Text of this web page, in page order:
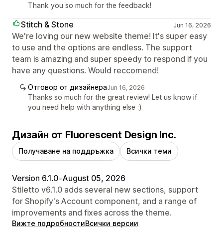
Thank you so much for the feedback!
Stitch & Stone Jun 16, 2026
We're loving our new website theme! It's super easy
to use and the options are endless. The support
team is amazing and super speedy to respond if you
have any questions. Would reccomend!
Отговор от дизайнераJun 16, 2026
Thanks so much for the great review! Let us know if
you need help with anything else :)
Дизайн от Fluorescent Design Inc.
Получаване на поддръжка Всички теми
Version 6.1.0•August 05, 2026
Stiletto v6.1.0 adds several new sections, support
for Shopify's Account component, and a range of
improvements and fixes across the theme.
Вижте подробностиВсички версии